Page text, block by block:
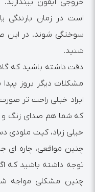
خروجی آیفون
است در زمان
سوختگی شوند. در این
شنید.
دقت داشته باشید که
مشکلات دیگر بروز
ایراد خیلی راحت تر
که شما هم صدای زنگ و
خیلی زیاد، کیت ملودی
چنین مواقعی، چاره
توجه داشته باشید که
چنین مشکلی مواجه